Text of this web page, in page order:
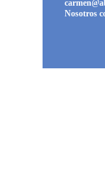
Nosotros